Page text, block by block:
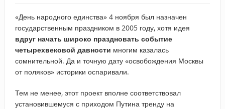
«День народного единства» 4 ноября был назначен
государственным праздником в 2005 году, хотя идея
вдруг начать широко праздновать событие
четырехвековой давности многим казалась
сомнительной. Да и точную дату «освобождения Москвы
от поляков» историки оспаривали.
Тем не менее, этот проект вполне соответствовал
установившемуся с приходом Путина тренду на